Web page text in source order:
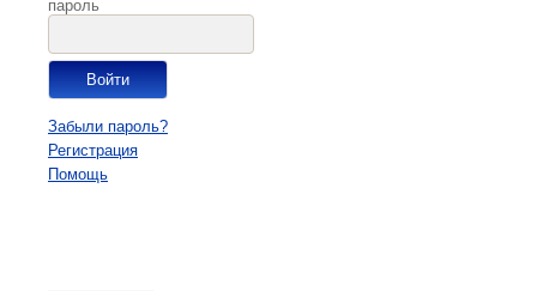
пароль
Забыли пароль?
Регистрация
Помощь